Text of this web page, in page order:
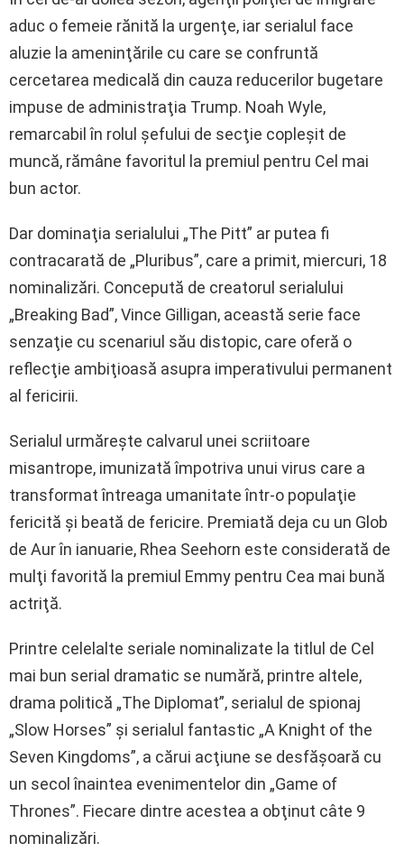
aduc o femeie rănită la urgenţe, iar serialul face
aluzie la ameninţările cu care se confruntă
cercetarea medicală din cauza reducerilor bugetare
impuse de administraţia Trump. Noah Wyle,
remarcabil în rolul şefului de secţie copleşit de
muncă, rămâne favoritul la premiul pentru Cel mai
bun actor.
Dar dominaţia serialului „The Pitt” ar putea fi
contracarată de „Pluribus”, care a primit, miercuri, 18
nominalizări. Concepută de creatorul serialului
„Breaking Bad”, Vince Gilligan, această serie face
senzaţie cu scenariul său distopic, care oferă o
reflecţie ambiţioasă asupra imperativului permanent
al fericirii.
Serialul urmăreşte calvarul unei scriitoare
misantrope, imunizată împotriva unui virus care a
transformat întreaga umanitate într-o populaţie
fericită şi beată de fericire. Premiată deja cu un Glob
de Aur în ianuarie, Rhea Seehorn este considerată de
mulţi favorită la premiul Emmy pentru Cea mai bună
actriţă.
Printre celelalte seriale nominalizate la titlul de Cel
mai bun serial dramatic se numără, printre altele,
drama politică „The Diplomat”, serialul de spionaj
„Slow Horses” şi serialul fantastic „A Knight of the
Seven Kingdoms”, a cărui acţiune se desfăşoară cu
un secol înaintea evenimentelor din „Game of
Thrones”. Fiecare dintre acestea a obţinut câte 9
nominalizări.